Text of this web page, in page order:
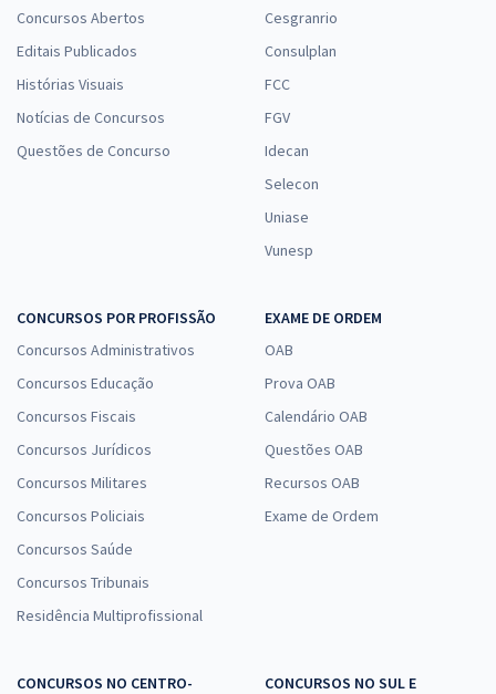
Concursos Abertos
Editais Publicados
Histórias Visuais
Notícias de Concursos
Questões de Concurso
Cesgranrio
Consulplan
FCC
FGV
Idecan
Selecon
Uniase
Vunesp
CONCURSOS POR PROFISSÃO
Concursos Administrativos
Concursos Educação
Concursos Fiscais
Concursos Jurídicos
Concursos Militares
Concursos Policiais
Concursos Saúde
Concursos Tribunais
Residência Multiprofissional
EXAME DE ORDEM
OAB
Prova OAB
Calendário OAB
Questões OAB
Recursos OAB
Exame de Ordem
CONCURSOS NO CENTRO-
CONCURSOS NO SUL E